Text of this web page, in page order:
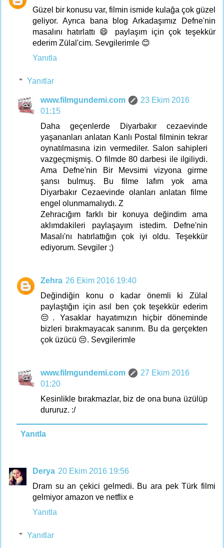
Güzel bir konusu var, filmin ismide kulağa çok güzel
geliyor. Ayrıca bana blog Arkadaşımız Defne'nin
masalını hatırlattı 😄 paylaşım için çok teşekkür
ederim Zülal'cim. Sevgilerimle 😊
Yanıtla
Yanıtlar
www.filmgundemi.com
23 Ekim 2016
01:15
Daha geçenlerde Diyarbakır cezaevinde
yaşananları anlatan Kanlı Postal filminin tekrar
oynatılmasına izin vermediler. Salon sahipleri
vazgeçmişmiş. O filmde 80 darbesi ile ilgiliydi.
Ama Defne'nin Bir Mevsimi vizyona girme
şansı bulmuş. Bu filme lafım yok ama
Diyarbakır Cezaevinde olanları anlatan filme
engel olunmamalıydı. Z
Zehracığım farklı bir konuya değindim ama
aklımdakileri paylaşayım istedim. Defne'nin
Masalı'nı hatırlattığın çok iyi oldu. Teşekkür
ediyorum. Sevgiler ;)
Zehra 26 Ekim 2016 19:40
Değindiğin konu o kadar önemli ki Zülal
paylaştığın için asıl ben çok teşekkür ederim
😔. Yasaklar hayatımızın hiçbir döneminde
bizleri bırakmayacak sanırım. Bu da gerçekten
çok üzücü 😔. Sevgilerimle
www.filmgundemi.com
27 Ekim 2016
01:20
Kesinlikle bırakmazlar, biz de ona buna üzülüp
dururuz. :/
Yanıtla
Derya 20 Ekim 2016 19:56
Dram su an çekici gelmedi. Bu ara pek Türk filmi
gelmiyor amazon ve netflix e
Yanıtla
Yanıtlar